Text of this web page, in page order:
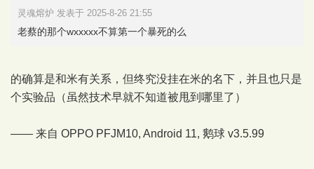
灵魂熔炉 发表于 2025-8-26 21:55
老蔡的那个wxxxxx不算第一个暴死的么
的确算是和米有关系，但终究没挂在米的名下，并且也只是
个实验品（虽然技术早就不知道被甩到哪里了）
—— 来自 OPPO PFJM10, Android 11, 鹅球 v3.5.99